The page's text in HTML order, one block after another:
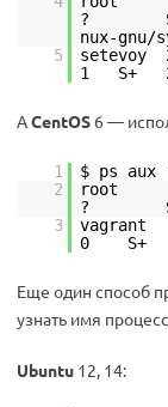
? Sl
nux-gnu/
5
setevoy
1 S+
АCentOS 6 —
1
$ ps
2
root 1
? Ss
3
vagrant
0 S+
Еще один способ
узнать имя
Ubuntu 12, 14: